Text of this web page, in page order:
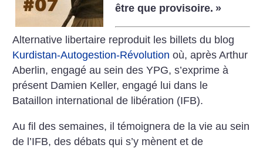
être que provisoire. »
Alternative libertaire reproduit les billets du blog
Kurdistan-Autogestion-Révolution où, après Arthur
Aberlin, engagé au sein des YPG, s’exprime à
présent Damien Keller, engagé lui dans le
Bataillon international de libération (IFB).
Au fil des semaines, il témoignera de la vie au sein
de l’IFB, des débats qui s’y mènent et de